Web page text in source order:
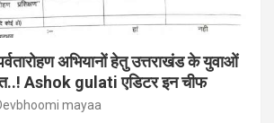
अभियानों हेतु उत्तराखंड के युवाओं
Ashok gulati एडिटर इन चीफ
mayaa